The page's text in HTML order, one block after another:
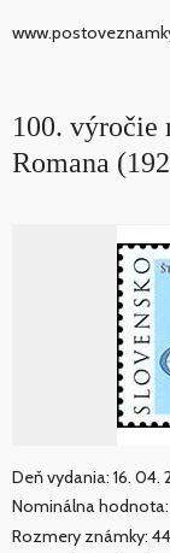
100. výročie
Romana
Deň vydania: 16. 04.
Nominálna
Rozmery známky: